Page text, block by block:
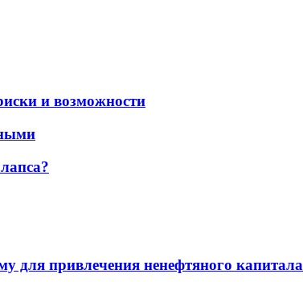
и возможности
для привлечения ненефтяного капитала